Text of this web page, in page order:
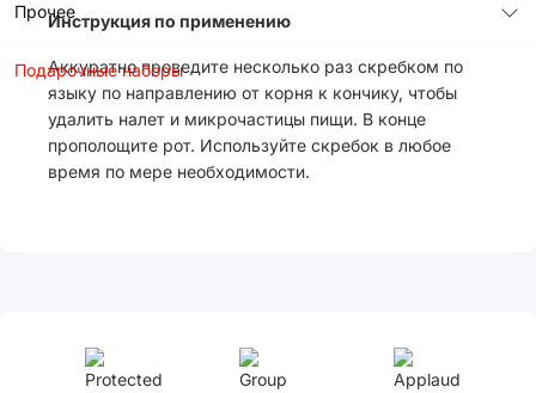
Прочее
Подарочные наборы
Инструкция по применению
Аккуратно проведите несколько раз скребком по
языку по направлению от корня к кончику, чтобы
удалить налет и микрочастицы пищи. В конце
прополощите рот. Используйте скребок в любое
время по мере необходимости.